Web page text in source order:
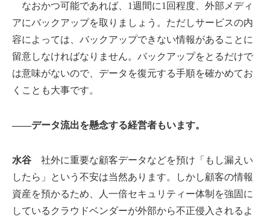
なおかつ可能であれば、1週間に1回程度、外部メディ
アにバックアップを取りましょう。ただしサービスの内
容によっては、バックアップできない情報があることに
留意しなければなりません。バックアップをとるだけで
は意味がないので、データを復元する手順を確かめてお
くことも大事です。
――データ流出を懸念する経営者もいます。
水谷 社外に重要な顧客データなどを預け「もし漏えい
したら」という不安は当然あります。しかし顧客の情報
資産を預かるため、人一倍セキュリティー体制を強固に
しているクラウドベンダーが外部から不正侵入されるよ